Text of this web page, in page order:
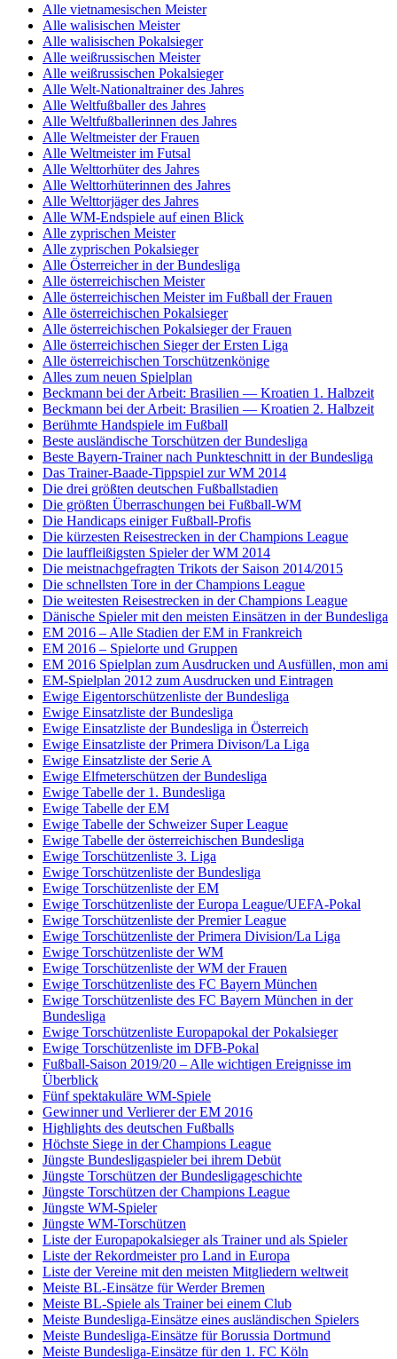
Alle vietnamesischen Meister
Alle walisischen Meister
Alle walisischen Pokalsieger
Alle weißrussischen Meister
Alle weißrussischen Pokalsieger
Alle Welt-Nationaltrainer des Jahres
Alle Weltfußballer des Jahres
Alle Weltfußballerinnen des Jahres
Alle Weltmeister der Frauen
Alle Weltmeister im Futsal
Alle Welttorhüter des Jahres
Alle Welttorhüterinnen des Jahres
Alle Welttorjäger des Jahres
Alle WM-Endspiele auf einen Blick
Alle zyprischen Meister
Alle zyprischen Pokalsieger
Alle Österreicher in der Bundesliga
Alle österreichischen Meister
Alle österreichischen Meister im Fußball der Frauen
Alle österreichischen Pokalsieger
Alle österreichischen Pokalsieger der Frauen
Alle österreichischen Sieger der Ersten Liga
Alle österreichischen Torschützenkönige
Alles zum neuen Spielplan
Beckmann bei der Arbeit: Brasilien — Kroatien 1. Halbzeit
Beckmann bei der Arbeit: Brasilien — Kroatien 2. Halbzeit
Berühmte Handspiele im Fußball
Beste ausländische Torschützen der Bundesliga
Beste Bayern-Trainer nach Punkteschnitt in der Bundesliga
Das Trainer-Baade-Tippspiel zur WM 2014
Die drei größten deutschen Fußballstadien
Die größten Überraschungen bei Fußball-WM
Die Handicaps einiger Fußball-Profis
Die kürzesten Reisestrecken in der Champions League
Die lauffleißigsten Spieler der WM 2014
Die meistnachgefragten Trikots der Saison 2014/2015
Die schnellsten Tore in der Champions League
Die weitesten Reisestrecken in der Champions League
Dänische Spieler mit den meisten Einsätzen in der Bundesliga
EM 2016 – Alle Stadien der EM in Frankreich
EM 2016 – Spielorte und Gruppen
EM 2016 Spielplan zum Ausdrucken und Ausfüllen, mon ami
EM-Spielplan 2012 zum Ausdrucken und Eintragen
Ewige Eigentorschützenliste der Bundesliga
Ewige Einsatzliste der Bundesliga
Ewige Einsatzliste der Bundesliga in Österreich
Ewige Einsatzliste der Primera Divison/La Liga
Ewige Einsatzliste der Serie A
Ewige Elfmeterschützen der Bundesliga
Ewige Tabelle der 1. Bundesliga
Ewige Tabelle der EM
Ewige Tabelle der Schweizer Super League
Ewige Tabelle der österreichischen Bundesliga
Ewige Torschützenliste 3. Liga
Ewige Torschützenliste der Bundesliga
Ewige Torschützenliste der EM
Ewige Torschützenliste der Europa League/UEFA-Pokal
Ewige Torschützenliste der Premier League
Ewige Torschützenliste der Primera Division/La Liga
Ewige Torschützenliste der WM
Ewige Torschützenliste der WM der Frauen
Ewige Torschützenliste des FC Bayern München
Ewige Torschützenliste des FC Bayern München in der
Bundesliga
Ewige Torschützenliste Europapokal der Pokalsieger
Ewige Torschützenliste im DFB-Pokal
Fußball-Saison 2019/20 – Alle wichtigen Ereignisse im
Überblick
Fünf spektakuläre WM-Spiele
Gewinner und Verlierer der EM 2016
Highlights des deutschen Fußballs
Höchste Siege in der Champions League
Jüngste Bundesligaspieler bei ihrem Debüt
Jüngste Torschützen der Bundesligageschichte
Jüngste Torschützen der Champions League
Jüngste WM-Spieler
Jüngste WM-Torschützen
Liste der Europapokalsieger als Trainer und als Spieler
Liste der Rekordmeister pro Land in Europa
Liste der Vereine mit den meisten Mitgliedern weltweit
Meiste BL-Einsätze für Werder Bremen
Meiste BL-Spiele als Trainer bei einem Club
Meiste Bundesliga-Einsätze eines ausländischen Spielers
Meiste Bundesliga-Einsätze für Borussia Dortmund
Meiste Bundesliga-Einsätze für den 1. FC Köln